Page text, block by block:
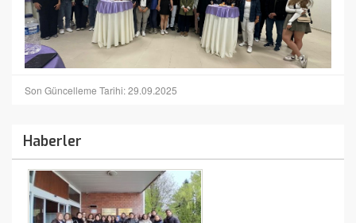
Son Güncelleme Tarihi: 29.09.2025
Haberler